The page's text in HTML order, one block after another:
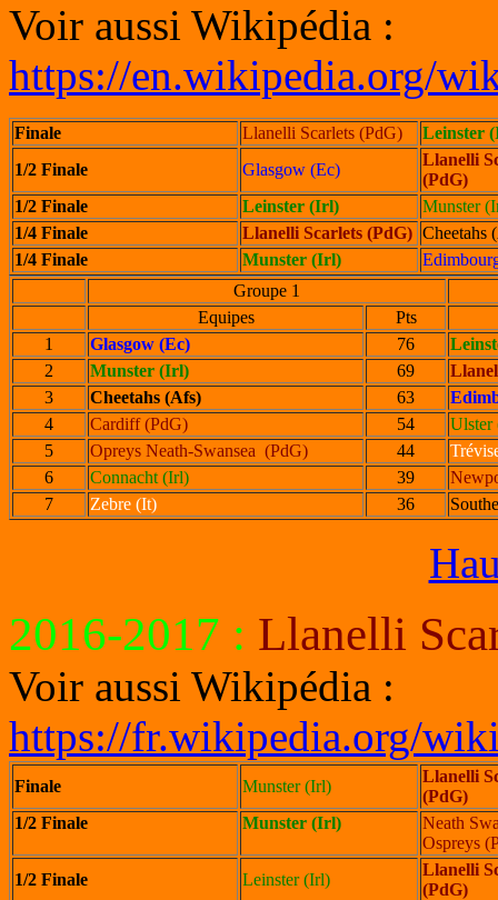
Voir aussi Wikipédia :
https://en.wikipedia.org/
Finale Llanelli Scarlets (PdG)
Leinster
1/2 Finale
Glasgow (Ec)
Llanelli
(PdG)
1/2 Finale
Leinster (Irl)
Munster
1/4 Finale
Llanelli Scarlets (PdG) Cheetahs
1/4 Finale
Munster (Irl)
Groupe 1
Equipes
Pts
1
Glasgow (Ec) 76
2
Munster (Irl) 69
3
Cheetahs (Afs) 63
4
Cardiff (PdG) 54
Ulster
5
Opreys Neath-Swansea (PdG) 44
6
Connacht (Irl) 39
7
Zebre (It) 36
2016-2017 : Llanelli
Voir aussi Wikipédia :
https://fr.wikipedia.org/
Finale Munster (Irl)
Llanelli
(PdG)
1/2 Finale
Munster (Irl)
Neath
Ospreys
1/2 Finale
Leinster (Irl)
Llanelli
(PdG)